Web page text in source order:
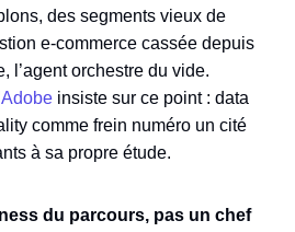
des segments vieux de
e-commerce cassée depuis
l’agent orchestre du vide.
insiste sur ce point : data
comme frein numéro un cité
à sa propre étude.
du parcours, pas un chef